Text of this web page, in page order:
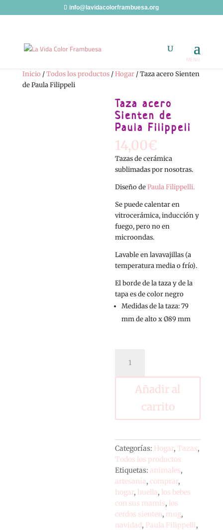
info@lavidacolorframbuesa.org
Inicio /Todos los productos/Hogar/ Taza acero Sienten
de Paula Filippeli
Taza acero
Sienten de
Paula Filippeli
14,00€
Tazas de cerámica
sublimadas por nosotras.
Diseño dePaula Filippelli.
Se puede calentar en
vitrocerámica, inducción y
fuego, pero no en
microondas.
Lavable en lavavajillas (a
temperatura media o frío).
El borde de la taza y de la
tapa es de color negro
Medidas de la taza:79
mm de alto x Ø89 mm
acero
Sienten
cantidad
Añadir al
carrito
Categorías: Hogar,Tazas,
Todos los productos
Etiquetas:animales,
artesanía, comprar,
hogar, huella, los bebes
con sus mamis, los
cerdos sienten, mug,
navidad, Paula Filippelli,